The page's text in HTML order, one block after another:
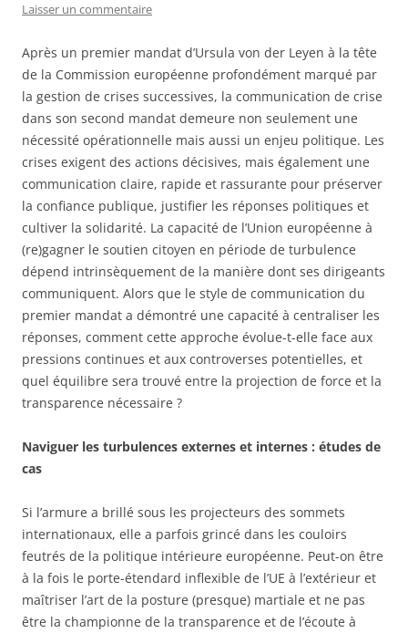
Laisser un commentaire
Après un premier mandat d’Ursula von der Leyen à la tête
de la Commission européenne profondément marqué par
la gestion de crises successives, la communication de crise
dans son second mandat demeure non seulement une
nécessité opérationnelle mais aussi un enjeu politique. Les
crises exigent des actions décisives, mais également une
communication claire, rapide et rassurante pour préserver
la confiance publique, justifier les réponses politiques et
cultiver la solidarité. La capacité de l’Union européenne à
(re)gagner le soutien citoyen en période de turbulence
dépend intrinsèquement de la manière dont ses dirigeants
communiquent. Alors que le style de communication du
premier mandat a démontré une capacité à centraliser les
réponses, comment cette approche évolue-t-elle face aux
pressions continues et aux controverses potentielles, et
quel équilibre sera trouvé entre la projection de force et la
transparence nécessaire ?
Naviguer les turbulences externes et internes : études de
cas
Si l’armure a brillé sous les projecteurs des sommets
internationaux, elle a parfois grincé dans les couloirs
feutrés de la politique intérieure européenne. Peut-on être
à la fois le porte-étendard inflexible de l’UE à l’extérieur et
maîtriser l’art de la posture (presque) martiale et ne pas
être la championne de la transparence et de l’écoute à